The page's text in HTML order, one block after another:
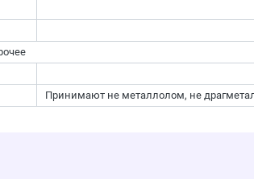
Принимают не металлолом, не